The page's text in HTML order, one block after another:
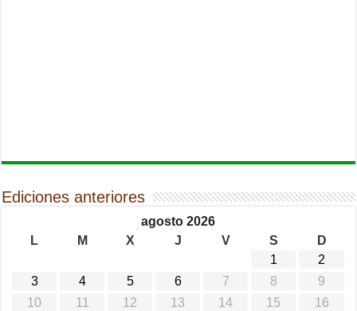
Ediciones anteriores
agosto 2026
L
M X J V S
D
1
2
3
4 5 6 7 8
9
10
11 12 13 14 15
16